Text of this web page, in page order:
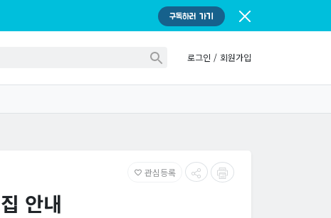
구독하러 가기
로그인 / 회원가입
favorite_border 관심등록
안내